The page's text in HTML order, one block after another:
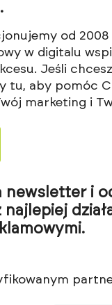
od
w digitalu
Jeśli
tu, aby pomóc
marketing i
newsletter i
najlepiej